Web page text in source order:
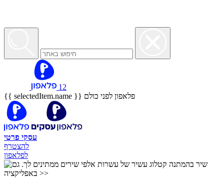
12
{{ selectedItem.name }} פלאפון לפני כולם
עסקי פרטי
להצטרף
לפלאפון